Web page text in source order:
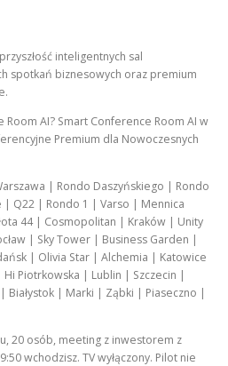
inteligentnych sal
spotkań biznesowych oraz premium
Room AI? Smart Conference Room AI w
Premium dla Nowoczesnych
| Rondo Daszyńskiego | Rondo
| Q22 | Rondo 1 | Varso | Mennica
44 | Cosmopolitan | Kraków | Unity
| Sky Tower | Business Garden |
| Olivia Star | Alchemia | Katowice
Piotrkowska | Lublin | Szczecin |
Białystok | Marki | Ząbki | Piaseczno |
20 osób, meeting z inwestorem z
wchodzisz. TV wyłączony. Pilot nie